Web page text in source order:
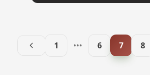
1 ••• 6 7 8